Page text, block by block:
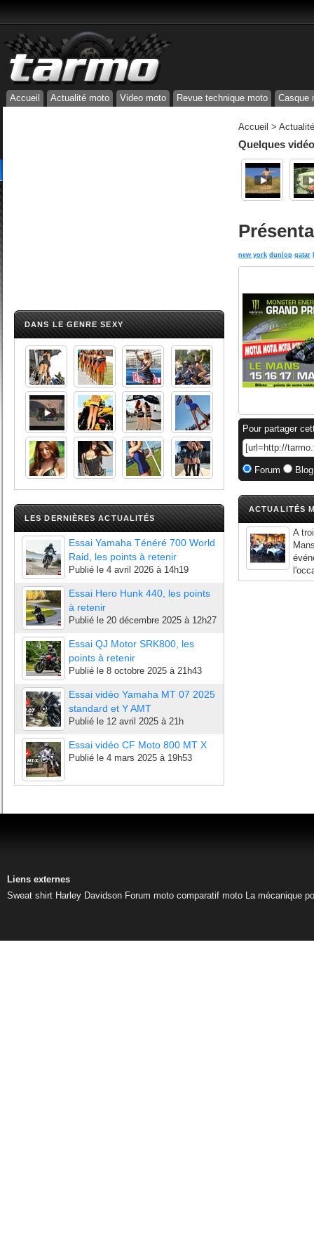
Accueil Actualité moto Video moto Revue technique moto Casque
DANS LE GENRE SEXY
LES DERNIÈRES ACTUALITÉS
Essai Yamaha Ténéré 700 World
Raid, les points à retenir
Publié le 4 avril 2026 à 14h19
Essai Hero Hunk 440, les points
à retenir
Publié le 20 décembre 2025 à 12h27
Essai QJ Motor SRK800, les
points à retenir
Publié le 8 octobre 2025 à 21h43
Essai vidéo Yamaha MT 07 2025
standard et Y AMT
Publié le 12 avril 2025 à 21h
Essai vidéo CF Moto 800 MT X
Publié le 4 mars 2025 à 19h53
Accueil >
Quelques
new york dunlop qatar
Pour partager
Forum
ACTUALITÉS
A
Liens externes
Sweat shirt Harley Davidson Forum moto comparatif moto La mécanique